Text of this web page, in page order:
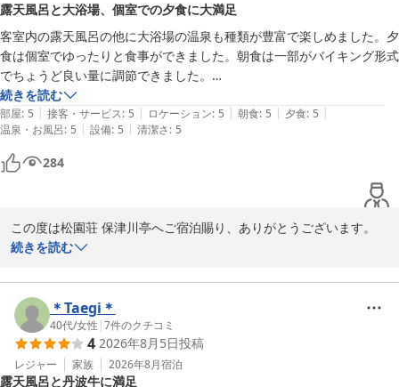
松園荘 保津川亭
松園荘 保津川亭
2026-07-12
露天風呂と大浴場、個室での夕食に大満足
客室内の露天風呂の他に大浴場の温泉も種類が豊富で楽しめました。夕
食は個室でゆったりと食事ができました。朝食は一部がバイキング形式
でちょうど良い量に調節できました。
また利用したいと思います。
続きを読む
部屋: 5 | 接客・サービス: 5 | ロケーション: 5 | 朝食: 5 | 夕食: 5 |
温泉・お風呂: 5 | 設備: 5 | 清潔さ: 5
284
この度は松園荘 保津川亭へご宿泊賜り、ありがとうございます。
また貴重なお時間を割いてご評価をいただきまして、重ねて御礼申
湯の花温泉のお湯をお楽しみいただけたようで嬉しく思います。
広々とした大浴場で、日頃の疲れを癒やしていただけましたでしょ
うか。季節によって露天風呂の雰囲気も変わりますので、ぜひまた
お越しくださいませ。
続きを読む
＊Taegi＊
40代/女性 |7件のクチコミ
4 2026年8月5日投稿
レジャー 家族 2026年8月宿泊
露天風呂と丹波牛に満足